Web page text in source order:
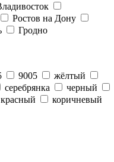
Ростов на Дону
Гродно
9005
жёлтый
серебрянка
черный
красный
коричневый